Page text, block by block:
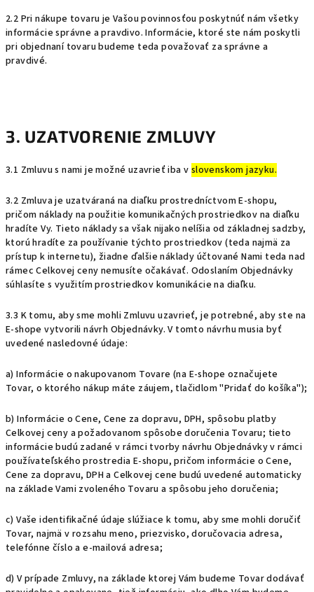
2.2 Pri nákupe tovaru je Vašou povinnosťou poskytnúť nám všetky
informácie správne a pravdivo. Informácie, ktoré ste nám poskytli
pri objednaní tovaru budeme teda považovať za správne a
pravdivé.
3. UZATVORENIE ZMLUVY
3.1 Zmluvu s nami je možné uzavrieť iba v slovenskom jazyku.
3.2 Zmluva je uzatváraná na diaľku prostredníctvom E-shopu,
pričom náklady na použitie komunikačných prostriedkov na diaľku
hradíte Vy. Tieto náklady sa však nijako nelíšia od základnej sadzby,
ktorú hradíte za používanie týchto prostriedkov (teda najmä za
prístup k internetu), žiadne ďalšie náklady účtované Nami teda nad
rámec Celkovej ceny nemusíte očakávať. Odoslaním Objednávky
súhlasíte s využitím prostriedkov komunikácie na diaľku.
3.3 K tomu, aby sme mohli Zmluvu uzavrieť, je potrebné, aby ste na
E-shope vytvorili návrh Objednávky. V tomto návrhu musia byť
uvedené nasledovné údaje:
a) Informácie o nakupovanom Tovare (na E-shope označujete
Tovar, o ktorého nákup máte záujem, tlačidlom "Pridať do košíka");
b) Informácie o Cene, Cene za dopravu, DPH, spôsobu platby
Celkovej ceny a požadovanom spôsobe doručenia Tovaru; tieto
informácie budú zadané v rámci tvorby návrhu Objednávky v rámci
používateľského prostredia E-shopu, pričom informácie o Cene,
Cene za dopravu, DPH a Celkovej cene budú uvedené automaticky
na základe Vami zvoleného Tovaru a spôsobu jeho doručenia;
c) Vaše identifikačné údaje slúžiace k tomu, aby sme mohli doručiť
Tovar, najmä v rozsahu meno, priezvisko, doručovacia adresa,
telefónne číslo a e-mailová adresa;
d) V prípade Zmluvy, na základe ktorej Vám budeme Tovar dodávať